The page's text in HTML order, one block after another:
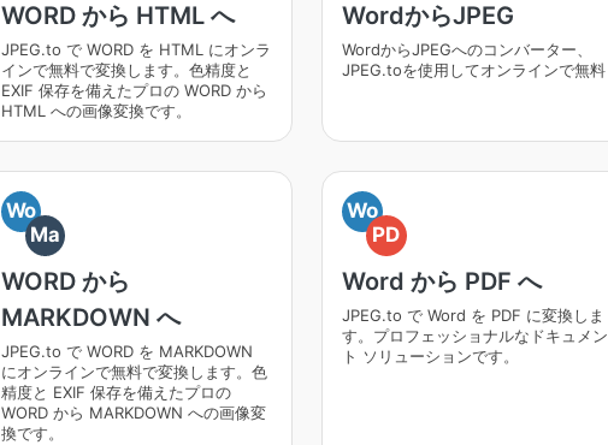
WORD から HTML へ
JPEG.to で WORD を HTML にオンラ
インで無料で変換します。色精度と
EXIF 保存を備えたプロの WORD から
HTML への画像変換です。
WordからJPEG
WordからJPEGへのコンバーター、
JPEG.toを使用してオンラインで無料
Wo
Ma
WORD から
MARKDOWN へ
JPEG.to で WORD を MARKDOWN
にオンラインで無料で変換します。色
精度と EXIF 保存を備えたプロの
WORD から MARKDOWN への画像変
換です。
Wo
PD
Word から PDF へ
JPEG.to で Word を PDF に変換しま
す。プロフェッショナルなドキュメン
ト ソリューションです。